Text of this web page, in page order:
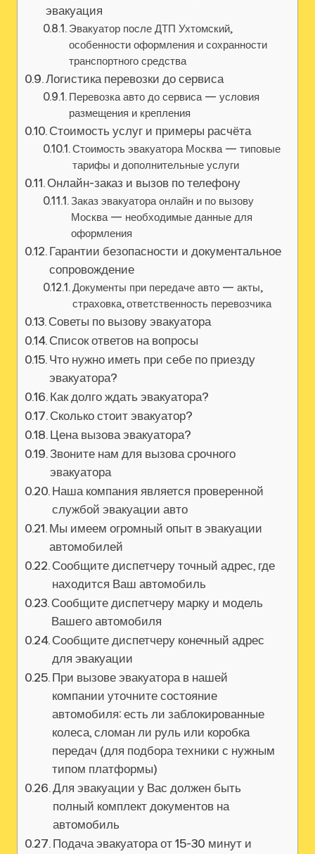
эвакуация
Эвакуатор после ДТП Ухтомский,
особенности оформления и сохранности
транспортного средства
Логистика перевозки до сервиса
Перевозка авто до сервиса — условия
размещения и крепления
Стоимость услуг и примеры расчёта
Стоимость эвакуатора Москва — типовые
тарифы и дополнительные услуги
Онлайн-заказ и вызов по телефону
Заказ эвакуатора онлайн и по вызову
Москва — необходимые данные для
оформления
Гарантии безопасности и документальное
сопровождение
Документы при передаче авто — акты,
страховка, ответственность перевозчика
Советы по вызову эвакуатора
Список ответов на вопросы
Что нужно иметь при себе по приезду
эвакуатора?
Как долго ждать эвакуатора?
Сколько стоит эвакуатор?
Цена вызова эвакуатора?
Звоните нам для вызова срочного
эвакуатора
Наша компания является проверенной
службой эвакуации авто
Мы имеем огромный опыт в эвакуации
автомобилей
Сообщите диспетчеру точный адрес, где
находится Ваш автомобиль
Сообщите диспетчеру марку и модель
Вашего автомобиля
Сообщите диспетчеру конечный адрес
для эвакуации
При вызове эвакуатора в нашей
компании уточните состояние
автомобиля: есть ли заблокированные
колеса, сломан ли руль или коробка
передач (для подбора техники с нужным
типом платформы)
Для эвакуации у Вас должен быть
полный комплект документов на
автомобиль
Подача эвакуатора от 15-30 минут и